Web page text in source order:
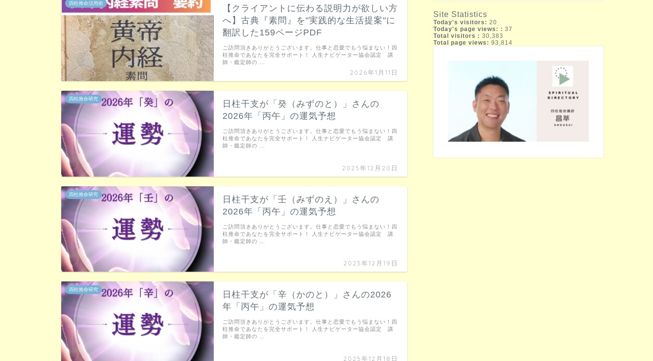
四柱推命活用術
【クライアントに伝わる説明力が欲しい方
へ】古典『素問』を"実践的な生活提案"に
翻訳した159ページPDF
2026年1月11日
ご訪問頂きありがとうございます。仕事と恋愛でもう悩まない！四
柱推命であなたを完全サポート！ 人生ナビゲーター協会認定 講
師・鑑定師の …
四柱推命研究
日柱干支が「癸（みずのと）」さんの
2026年「丙午」の運気予想
2025年12月20日
ご訪問頂きありがとうございます。仕事と恋愛でもう悩まない！四
柱推命であなたを完全サポート！ 人生ナビゲーター協会認定 講
師・鑑定師の …
四柱推命研究
日柱干支が「壬（みずのえ）」さんの
2026年「丙午」の運気予想
2025年12月19日
ご訪問頂きありがとうございます。仕事と恋愛でもう悩まない！四
柱推命であなたを完全サポート！ 人生ナビゲーター協会認定 講
師・鑑定師の …
四柱推命研究
日柱干支が「辛（かのと）」さんの2026
年「丙午」の運気予想
2025年12月18日
ご訪問頂きありがとうございます。仕事と恋愛でもう悩まない！四
柱推命であなたを完全サポート！ 人生ナビゲーター協会認定 講
師・鑑定師の …
Site Statistics
Today's visitors: 20
Today's page views: : 37
Total visitors : 30,383
Total page views: 93,814